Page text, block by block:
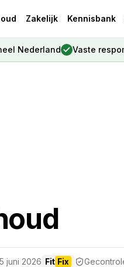
Zakelijk Kennisbank
Nederland Vaste
juni 2026 Fit Fix